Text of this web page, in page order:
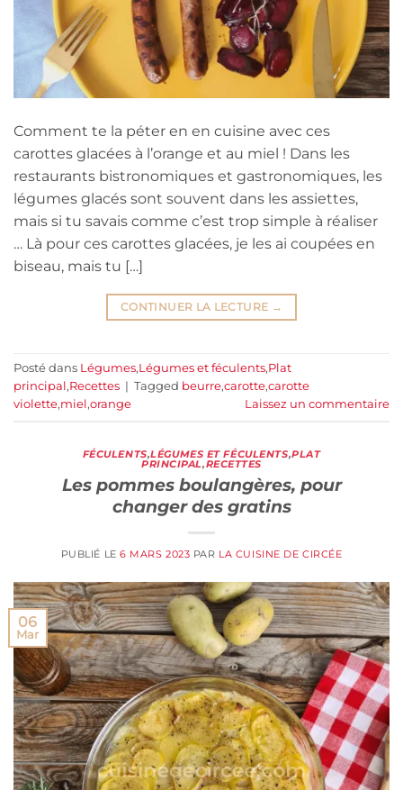
Comment te la péter en en cuisine avec ces
carottes glacées à l’orange et au miel ! Dans les
restaurants bistronomiques et gastronomiques, les
légumes glacés sont souvent dans les assiettes,
mais si tu savais comme c’est trop simple à réaliser
… Là pour ces carottes glacées, je les ai coupées en
biseau, mais tu […]
CONTINUER LA LECTURE →
Posté dans Légumes,Légumes et féculents,Plat
principal ,Recettes | Tagged beurre,carotte,carotte
violette,miel ,orange Laissez un commentaire
FÉCULENTS,LÉGUMES ET FÉCULENTS,PLAT
PRINCIPAL,RECETTES
Les pommes boulangères, pour
changer des gratins
PUBLIÉ LE6 MARS 2023 PAR LA CUISINE DE CIRCÉE
06
Mar